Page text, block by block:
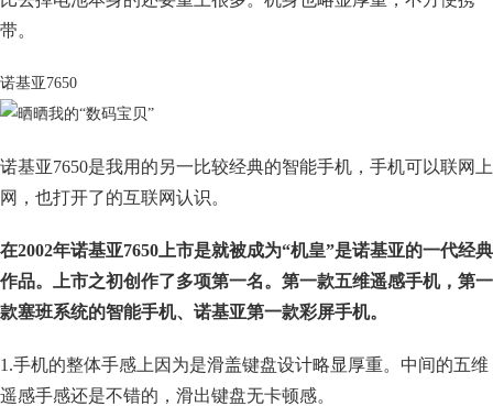
带。
诺基亚7650
诺基亚7650是我用的另一比较经典的智能手机，手机可以联网上
网，也打开了的互联网认识。
在2002年诺基亚7650上市是就被成为“机皇”是诺基亚的一代经典
作品。上市之初创作了多项第一名。第一款五维遥感手机，第一
款塞班系统的智能手机、诺基亚第一款彩屏手机。
1.手机的整体手感上因为是滑盖键盘设计略显厚重。中间的五维
遥感手感还是不错的，滑出键盘无卡顿感。